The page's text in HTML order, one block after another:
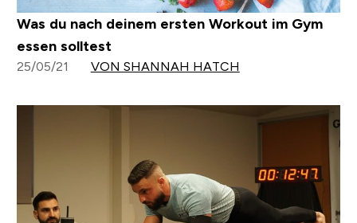
Was du nach deinem ersten Workout im Gym
essen solltest
25/05/21 VON SHANNAH HATCH